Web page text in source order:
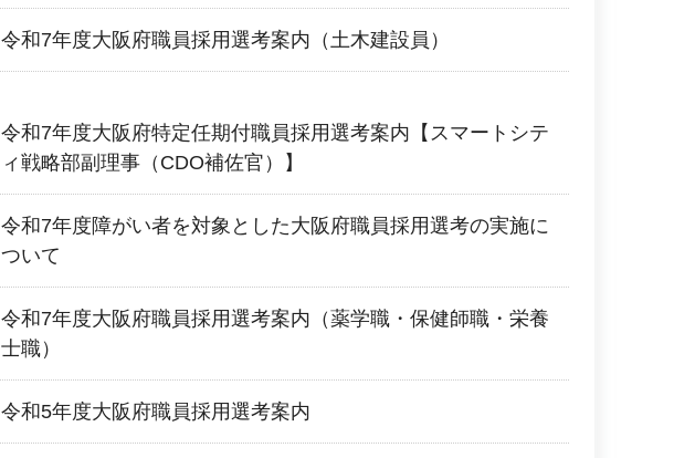
令和7年度大阪府職員採用選考案内（土木建設員）
令和7年度大阪府特定任期付職員採用選考案内【スマートシテ
ィ戦略部副理事（CDO補佐官）】
令和7年度障がい者を対象とした大阪府職員採用選考の実施に
ついて
令和7年度大阪府職員採用選考案内（薬学職・保健師職・栄養
士職）
令和5年度大阪府職員採用選考案内